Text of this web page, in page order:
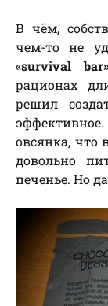
В чём,
чем-то не
«survival
рационах
решил
овсянка, что
довольно
печенье. Но